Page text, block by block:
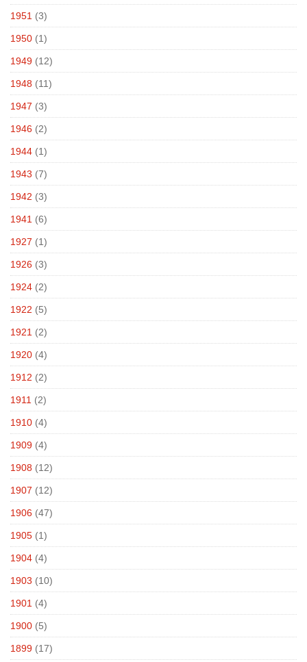
1951 (3)
1950 (1)
1949 (12)
1948 (11)
1947 (3)
1946 (2)
1944 (1)
1943 (7)
1942 (3)
1941 (6)
1927 (1)
1926 (3)
1924 (2)
1922 (5)
1921 (2)
1920 (4)
1912 (2)
1911 (2)
1910 (4)
1909 (4)
1908 (12)
1907 (12)
1906 (47)
1905 (1)
1904 (4)
1903 (10)
1901 (4)
1900 (5)
1899 (17)